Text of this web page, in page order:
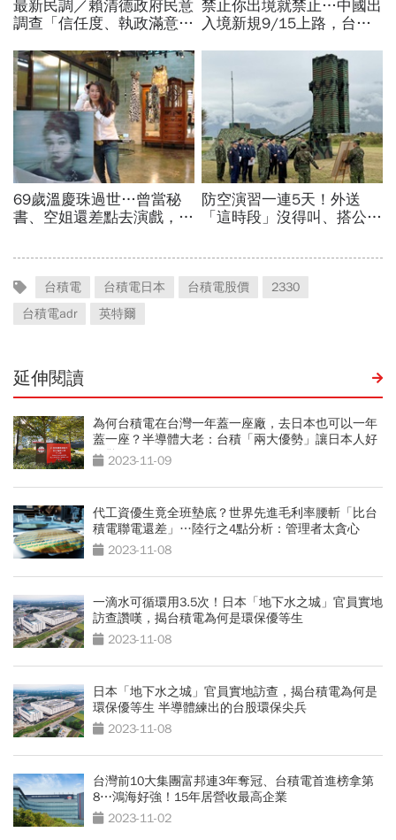
台積電 台積電日本 台積電股價
2330
台積電adr
英特爾
延伸閱讀
為何台積電在台灣一年蓋一座廠，去日本也可以一年
蓋一座？半導體大老：台積「兩大優勢」讓日本人好
吃驚2023-11-09
代工資優生竟全班墊底？世界先進毛利率腰斬「比台
積電聯電還差」…陸行之4點分析：管理者太貪心
2023-11-08
一滴水可循環用3.5次！日本「地下水之城」官員實地
訪查讚嘆，揭台積電為何是環保優等生
2023-11-08
日本「地下水之城」官員實地訪查，揭台積電為何是
環保優等生 半導體練出的台股環保尖兵
2023-11-08
台灣前10大集團富邦連3年奪冠、台積電首進榜拿第
8⋯鴻海好強！15年居營收最高企業
2023-11-02